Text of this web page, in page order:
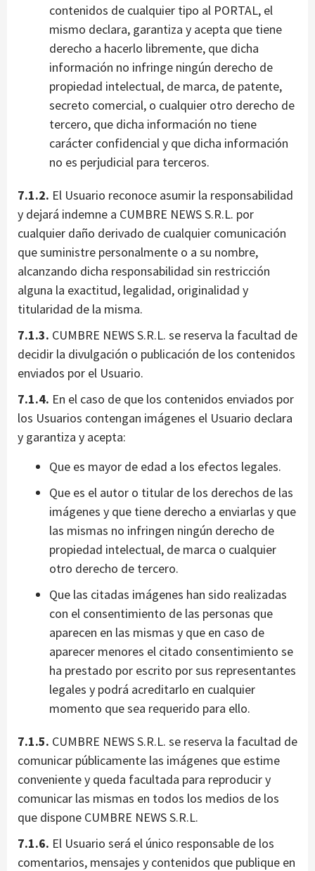
contenidos de cualquier tipo al PORTAL, el
mismo declara, garantiza y acepta que tiene
derecho a hacerlo libremente, que dicha
información no infringe ningún derecho de
propiedad intelectual, de marca, de patente,
secreto comercial, o cualquier otro derecho de
tercero, que dicha información no tiene
carácter confidencial y que dicha información
no es perjudicial para terceros.
7.1.2. El Usuario reconoce asumir la responsabilidad
y dejará indemne a CUMBRE NEWS S.R.L. por
cualquier daño derivado de cualquier comunicación
que suministre personalmente o a su nombre,
alcanzando dicha responsabilidad sin restricción
alguna la exactitud, legalidad, originalidad y
titularidad de la misma.
7.1.3. CUMBRE NEWS S.R.L. se reserva la facultad de
decidir la divulgación o publicación de los contenidos
enviados por el Usuario.
7.1.4. En el caso de que los contenidos enviados por
los Usuarios contengan imágenes el Usuario declara
y garantiza y acepta:
Que es mayor de edad a los efectos legales.
Que es el autor o titular de los derechos de las
imágenes y que tiene derecho a enviarlas y que
las mismas no infringen ningún derecho de
propiedad intelectual, de marca o cualquier
otro derecho de tercero.
Que las citadas imágenes han sido realizadas
con el consentimiento de las personas que
aparecen en las mismas y que en caso de
aparecer menores el citado consentimiento se
ha prestado por escrito por sus representantes
legales y podrá acreditarlo en cualquier
momento que sea requerido para ello.
7.1.5. CUMBRE NEWS S.R.L. se reserva la facultad de
comunicar públicamente las imágenes que estime
conveniente y queda facultada para reproducir y
comunicar las mismas en todos los medios de los
que dispone CUMBRE NEWS S.R.L.
7.1.6. El Usuario será el único responsable de los
comentarios, mensajes y contenidos que publique en